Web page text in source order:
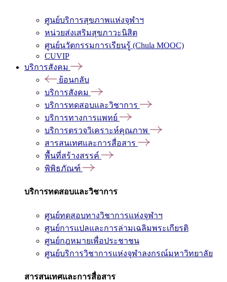
ศูนย์บริการสุขภาพแห่งจุฬาฯ
หน่วยส่งเสริมสุขภาวะนิสิต
ศูนย์นวัตกรรมการเรียนรู้ (Chula MOOC)
CUVIP
บริการสังคม
ย้อนกลับ
บริการสังคม
บริการทดสอบและวิชาการ
บริการทางการแพทย์
บริการตรวจวิเคราะห์คุณภาพ
สารสนเทศและการสื่อสาร
พื้นที่สร้างสรรค์
พิพิธภัณฑ์
บริการทดสอบและวิชาการ
ศูนย์ทดสอบทางวิชาการแห่งจุฬาฯ
ศูนย์การแปลและการล่ามเฉลิมพระเกียรติ
ศูนย์กฎหมายเพื่อประชาชน
ศูนย์บริการวิชาการแห่งจุฬาลงกรณ์มหาวิทยาลัย
สารสนเทศและการสื่อสาร